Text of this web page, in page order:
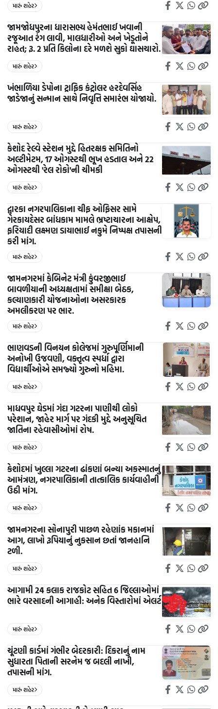
મારું શહેર
જામજોધપુરના ધારાસભ્ય હેમંતભાઈ ખવાની
રજૂઆત રંગ લાવી, માલધારીઓ અને ખેડૂતોને
રાહત; રૂ. 2 પ્રતિ કિલોના દરે મળશે સુકો ઘાસચારો.
મારું શહેર
ખંભાળિયા ડેપોના ટ્રાફિક કંટ્રોલર હરદેવસિંહ
જાડેજાનું સન્માન સાથે નિવૃત્તિ સમારંભ યોજાયો.
મારું શહેર
કેશોદ રેલ્વે સ્ટેશન મુદ્દે હિતરક્ષક સમિતિનો
અલ્ટીમેટમ, 17 ઓગસ્ટથી ભૂખ હડતાલ અને 22
ઓગસ્ટથી 'રેલ રોકો'ની ચીમકી
મારું શહેર
દ્વારકા નગરપાલિકાના ચીફ ઓફિસર સામે
ગેરકાયદેસર બાંધકામ મામલે ભ્રષ્ટાચારના આક્ષેપ,
ફરિયાદી લક્ષ્મણ ડાયાભાઈ નકુમે નિષ્પક્ષ તપાસની
કરી માંગ.
મારું શહેર
જામનગરમાં કેબિનેટ મંત્રી કુંવરજીભાઈ
બાવળીયાની અધ્યક્ષતામાં સમીક્ષા બેઠક,
કલ્યાણકારી યોજનાઓના અસરકારક
અમલીકરણ પર ભાર.
મારું શહેર
ભાણવડની વિનયન કોલેજમાં ગુરુપૂર્ણિમાની
અનોખી ઉજવણી, વક્તૃત્વ સ્પર્ધા દ્વારા
વિદ્યાર્થીઓએ સમજ્યો ગુરુનો મહિમા.
મારું શહેર
માધવપુર ઘેડમાં ગંદા ગટરના પાણીથી લોકો
પરેશાન, જાહેર માર્ગ પર ગંદકી મુદ્દે અનુસૂચિત
જાતિના રહેવાસીઓમાં રોષ.
મારું શહેર
કેશોદમાં ખુલ્લા ગટરના ઢાંકણાં બન્યા અકસ્માતનું
આમંત્રણ, નગરપાલિકાની તાત્કાલિક કાર્યવાહીની
ઉઠી માંગ.
મારું શહેર
જામનગરના સોનાપુરી પાછળ રહેણાંક મકાનમાં
આગ, લાખો રૂપિયાનું નુકસાન છતાં જાનહાનિ
ટળી.
મારું શહેર
આગામી 24 કલાક રાજકોટ સહિત 6 જિલ્લાઓમાં
ભારે વરસાદની આગાહી: અનેક વિસ્તારોમાં એલર્ટ
મારું શહેર
ચૂંટણી કાર્ડમાં ગંભીર બેદરકારી: દિકરાનું નામ
સુધારતા પિતાની સરનેમ જ બદલી નાખી,
તપાસની માંગ.
મારું શહેર